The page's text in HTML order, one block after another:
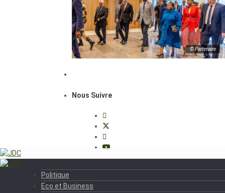
© Partenaire
Nous Suivre
Politique
Eco et Business